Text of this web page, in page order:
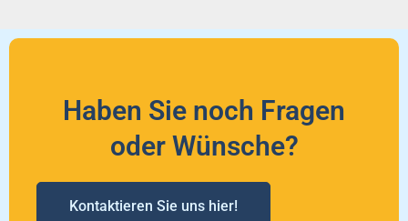
Haben Sie noch Fragen
oder Wünsche?
Kontaktieren Sie uns hier!